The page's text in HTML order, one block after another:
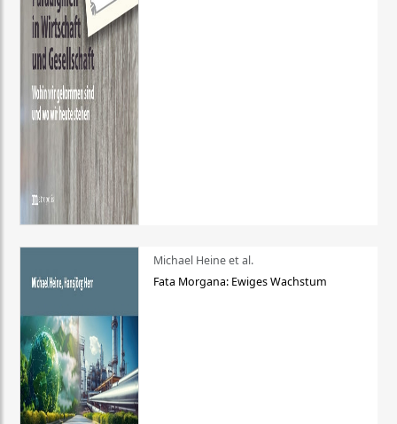
Michael Heine et al.
Fata Morgana: Ewiges Wachstum